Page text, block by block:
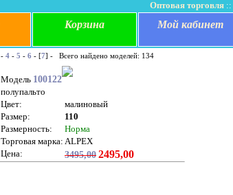
Оптовая торговля ::
Корзина Мой кабинет
- 4 - 5 - 6 - [7] - Всего найдено моделей: 134
Модель 100122
полупальто
Цвет:
малиновый
Размер:
110
Размерность:
Норма
Торговая марка: ALPEX
Цена:
3495,00 2495,00